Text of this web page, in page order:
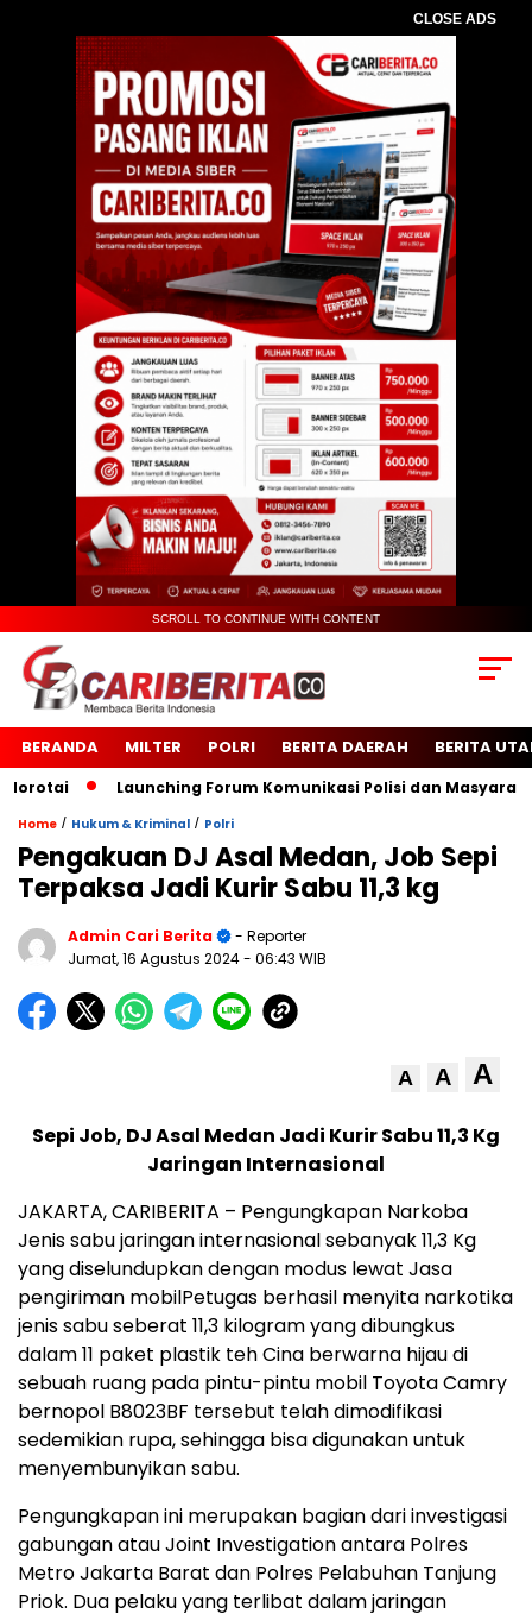
CLOSE ADS
SCROLL TO CONTINUE WITH CONTENT
BERANDA MILTER POLRI BERITA DAERAH BERITA
Launching Forum Komunikasi Polisi dan Masyarakat
Home / Hukum & Kriminal / Polri
Pengakuan DJ Asal Medan, Job Sepi
Terpaksa Jadi Kurir Sabu 11,3 kg
Admin Cari Berita
- Reporter
Jumat, 16 Agustus 2024- 06:43 WIB
A A A
Sepi Job, DJ Asal Medan Jadi Kurir Sabu 11,3 Kg
Jaringan Internasional
JAKARTA, CARIBERITA – Pengungkapan Narkoba
Jenis sabu jaringan internasional sebanyak 11,3 Kg
yang diselundupkan dengan modus lewat Jasa
pengiriman mobilPetugas berhasil menyita narkotika
jenis sabu seberat 11,3 kilogram yang dibungkus
dalam 11 paket plastik teh Cina berwarna hijau di
sebuah ruang pada pintu-pintu mobil Toyota Camry
bernopol B8023BF tersebut telah dimodifikasi
sedemikian rupa, sehingga bisa digunakan untuk
menyembunyikan sabu.
Pengungkapan ini merupakan bagian dari investigasi
gabungan atau Joint Investigation antara Polres
Metro Jakarta Barat dan Polres Pelabuhan Tanjung
Priok. Dua pelaku yang terlibat dalam jaringan